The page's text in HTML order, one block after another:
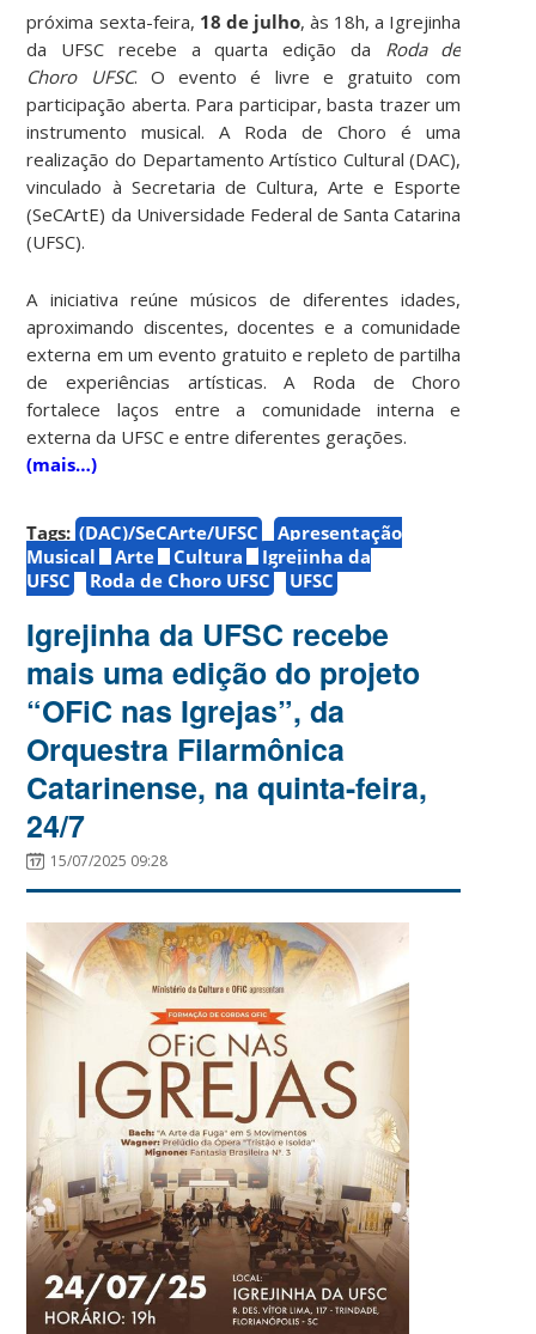
próxima sexta-feira, 18 de julho, às 18h, a Igrejinha
da UFSC recebe a quarta edição da Roda de
Choro UFSC. O evento é livre e gratuito com
participação aberta. Para participar, basta trazer um
instrumento musical. A Roda de Choro é uma
realização do Departamento Artístico Cultural (DAC),
vinculado à Secretaria de Cultura, Arte e Esporte
(SeCArtE) da Universidade Federal de Santa Catarina
(UFSC).
A iniciativa reúne músicos de diferentes idades,
aproximando discentes, docentes e a comunidade
externa em um evento gratuito e repleto de partilha
de experiências artísticas. A Roda de Choro
fortalece laços entre a comunidade interna e
externa da UFSC e entre diferentes gerações.
(mais…)
Tags: (DAC)/SeCArte/UFSC
Apresentação
Musical
Arte Cultura
Igrejinha da
UFSC
Roda de Choro UFSC UFSC
Igrejinha da UFSC recebe
mais uma edição do projeto
“OFiC nas Igrejas”, da
Orquestra Filarmônica
Catarinense, na quinta-feira,
24/7
15/07/2025 09:28